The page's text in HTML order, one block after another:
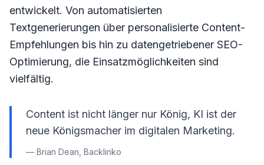
entwickelt. Von automatisierten
Textgenerierungen über personalisierte Content-
Empfehlungen bis hin zu datengetriebener SEO-
Optimierung, die Einsatzmöglichkeiten sind
vielfältig.
Content ist nicht länger nur König, KI ist der
neue Königsmacher im digitalen Marketing.
— Brian Dean, Backlinko